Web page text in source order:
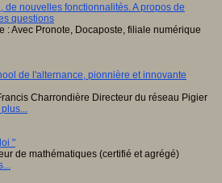
de nouvelles fonctionnalités. A propos de
questions
: Avec Pronote, Docaposte, filiale numérique
de l'alternance, pionnière et innovante
Charrondière Directeur du réseau Pigier
"
de mathématiques (certifié et agrégé)